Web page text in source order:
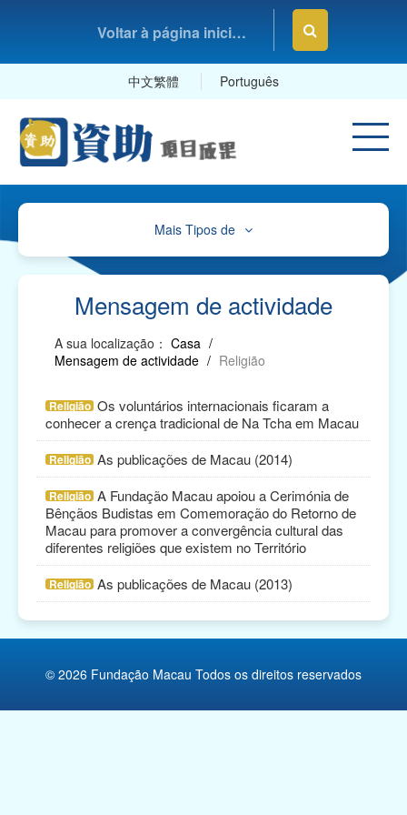
Voltar à página inicial da Fundação Macau
中文繁體 Português
Mais Tipos de
Cultura, Desporto e Lazer
Educação e Estudos
Serviços Sociais
Associações Comerciais, Profissionais e Sindicatos
Religião
Campanhas de Actividades Filantrópicas, Voluntárias
e Intermediárias
Associações Cívicas e de Conterrâneos
Organismos Internacionais
Mensagem de actividade
A sua localização： Casa /
Mensagem de actividade / Religião
Religião Os voluntários internacionais ficaram a
conhecer a crença tradicional de Na Tcha em Macau
Religião As publicações de Macau (2014)
Religião A Fundação Macau apoiou a Cerimónia de
Bênçãos Budistas em Comemoração do Retorno de
Macau para promover a convergência cultural das
diferentes religiões que existem no Território
Religião As publicações de Macau (2013)
© 2026 Fundação Macau Todos os direitos reservados